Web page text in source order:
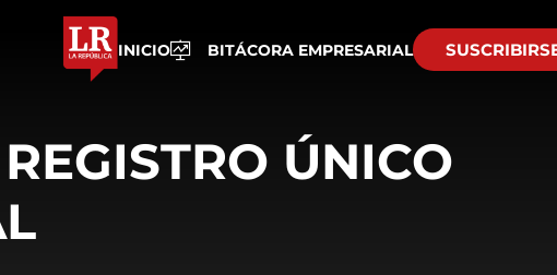
INICIO BITÁCORA EMPRESARIAL
ÚNICO